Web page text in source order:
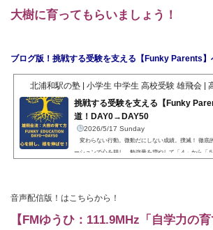
大樹に育ってもらいましょう！
ブログ版！挑戦する受験を支える【Funky Parents】
北浦和駅の塾 | 小学生 中学生 高校受験 雄飛会 |
挑戦する受験を支える【Funky
道！DAY0→DAY50
2026/5/17 Sunday
変わらない行動。微動だにしない成績。撲滅！ 徹底
ーションで心を耕し、勉強量を増やして「４」から「
養成！偏差値７０を王道で突破させ、合格を掴ませます
うる最高の君」への挑戦を並走ナビゲート！ 集団授業
本質を追究した学年別・対話式個別演習型授業！ 雄
音声配信版！はこちらから！
【FMゆうひ：111.9MHz「自学力の育